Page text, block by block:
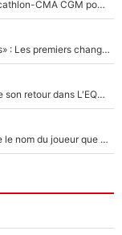
Une signature très importante se prépare chez Decathlon-CMA CGM pour aider Paul Seixas à gagner le Tour de France 2027
«Il y a probablement besoin de changer des choses» : Les premiers changements de Zinedine Zidane en équipe de France sont révélés ?
France Pierron sur La Chaîne L'EQUIPE : La date de son retour dans L'EQUIPE de Choc est connue... et c'était très attendu
«Il a fait une saison énorme» : Pierre Ménès dévoile le nom du joueur que l’OM devait absolument recruter cet été, l’IA valide la piste !